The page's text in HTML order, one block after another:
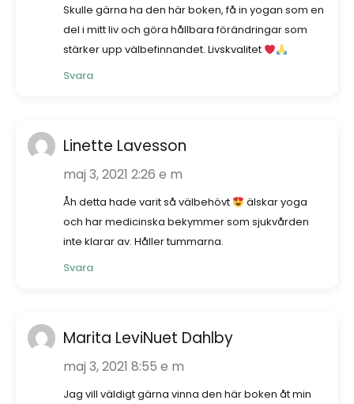
Skulle gärna ha den här boken, få in yogan som en
del i mitt liv och göra hållbara förändringar som
stärker upp välbefinnandet. Livskvalitet
Svara
Linette Lavesson
maj 3, 2021 2:26 e m
Åh detta hade varit så välbehövt
älskar yoga
och har medicinska bekymmer som sjukvården
inte klarar av. Håller tummarna.
Svara
Marita LeviNuet Dahlby
maj 3, 2021 8:55 e m
Jag vill väldigt gärna vinna den här boken åt min